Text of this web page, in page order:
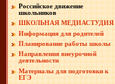
Российское движение
школьников
ШКОЛЬНАЯ МЕДИАСТУДИЯ
Информация для родителей
Планирование работы школы
Направления внеурочной
деятельности
Материалы для подготовки к
ЕГЭ